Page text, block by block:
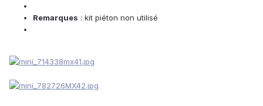
Remarques : kit piéton non utilisé